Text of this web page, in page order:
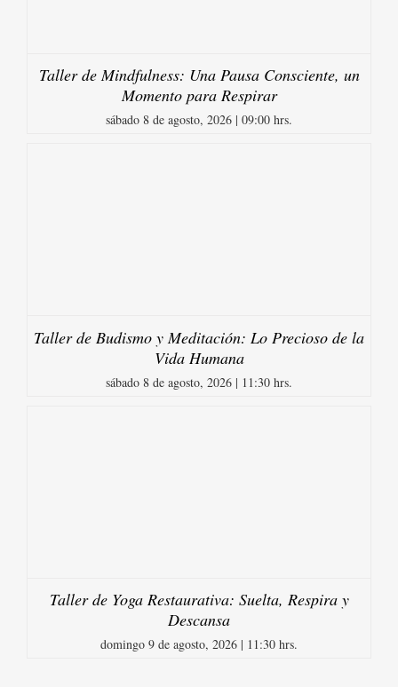
Taller de Mindfulness: Una Pausa Consciente, un
Momento para Respirar
sábado 8 de agosto, 2026 | 09:00 hrs.
Taller de Budismo y Meditación: Lo Precioso de la
Vida Humana
sábado 8 de agosto, 2026 | 11:30 hrs.
Taller de Yoga Restaurativa: Suelta, Respira y
Descansa
domingo 9 de agosto, 2026 | 11:30 hrs.